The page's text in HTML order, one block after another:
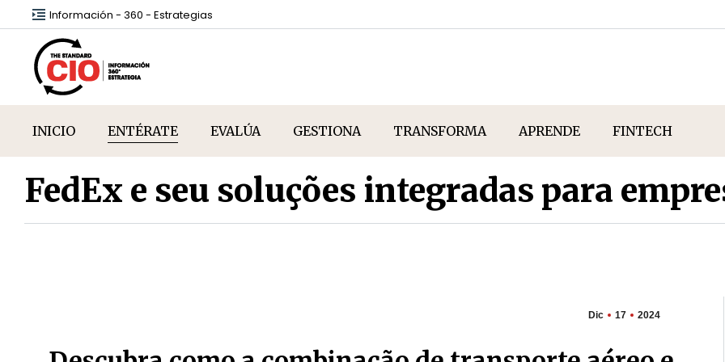
Información - 360 - Estrategias
INICIO ENTÉRATE EVALÚA GESTIONA TRANSFORMA APRENDE FINTECH
FedEx e seu soluções integradas para
Dic 17 2024